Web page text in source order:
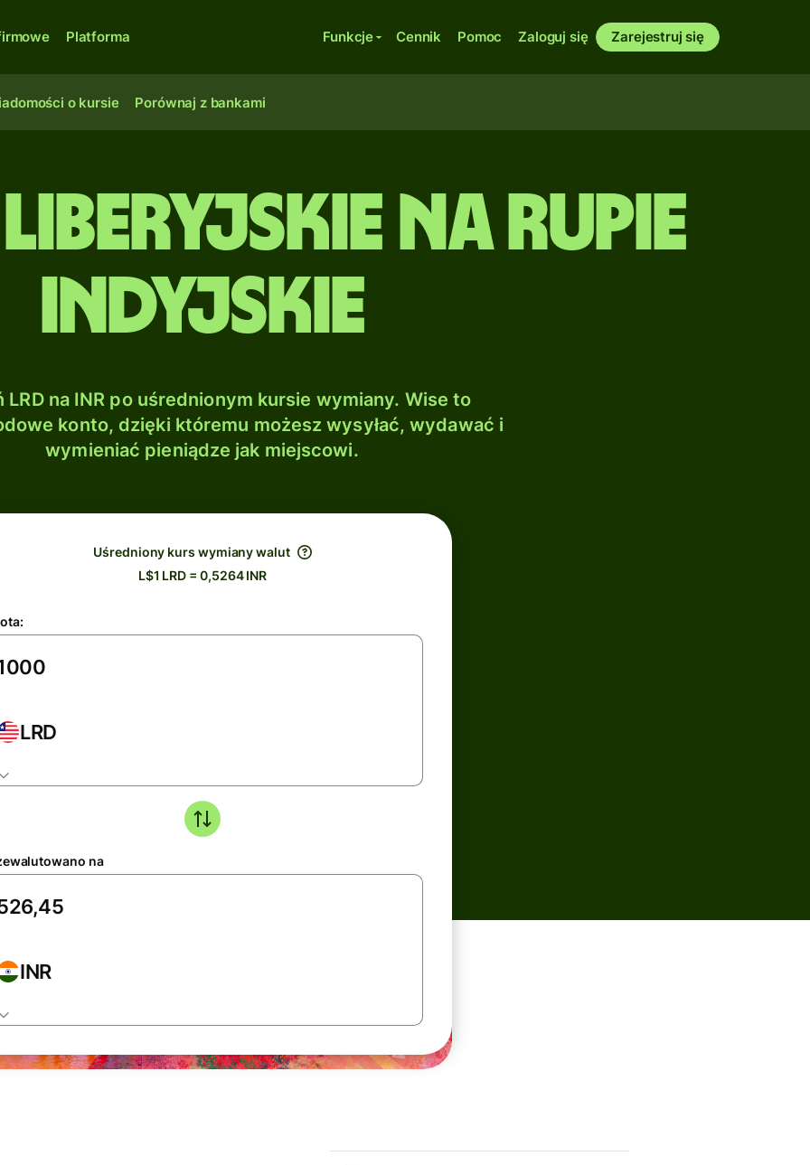
Platforma Funkcje Cennik Pomoc Zaloguj się Zarejestruj się
o kursie Porównaj z bankami
na Rupie
indyjskie
LRD na INR po uśrednionym kursie wymiany. Wise to
konto, dzięki któremu możesz wysyłać, wydawać i
wymieniać pieniądze jak miejscowi.
Uśredniony kurs wymiany walut
L$1 LRD = 0,5264 INR
LRD
na
INR